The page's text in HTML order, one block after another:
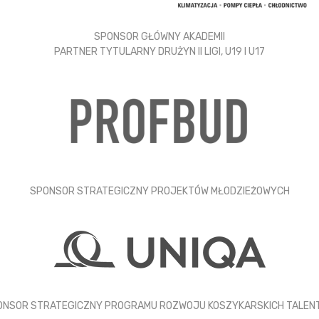
SPONSOR GŁÓWNY AKADEMII
PARTNER TYTULARNY DRUŻYN II LIGI, U19 I U17
SPONSOR STRATEGICZNY PROJEKTÓW MŁODZIEŻOWYCH
STRATEGICZNY PROGRAMU ROZWOJU KOSZYKARSKICH